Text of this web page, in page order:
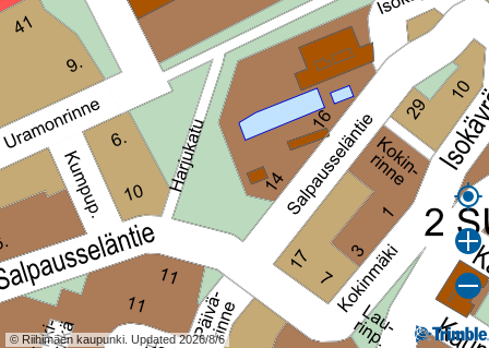
© Riihimäen kaupunki. Updated 2026/8/6